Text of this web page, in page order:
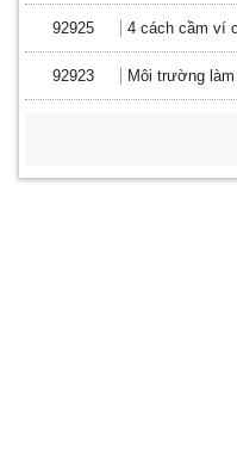
92925 4 cách cầm ví
92923 Môi trường